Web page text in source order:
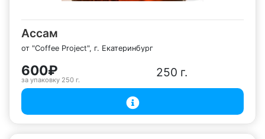
Ассам
от "Coffee Project", г. Екатеринбург
600₽
за упаковку 250 г.
250 г.